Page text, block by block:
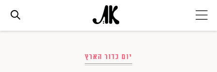
יום כדור הארץ